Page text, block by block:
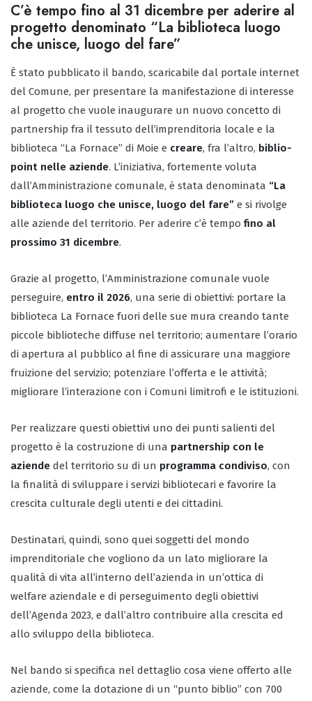
C’è tempo fino al 31 dicembre per aderire al
progetto denominato “La biblioteca luogo
che unisce, luogo del fare”
È stato pubblicato il bando, scaricabile dal portale internet
del Comune, per presentare la manifestazione di interesse
al progetto che vuole inaugurare un nuovo concetto di
partnership fra il tessuto dell’imprenditoria locale e la
biblioteca “La Fornace” di Moie e creare, fra l’altro, biblio-
point nelle aziende. L’iniziativa, fortemente voluta
dall’Amministrazione comunale, è stata denominata “La
biblioteca luogo che unisce, luogo del fare” e si rivolge
alle aziende del territorio. Per aderire c’è tempo fino al
prossimo 31 dicembre.
Grazie al progetto, l’Amministrazione comunale vuole
perseguire, entro il 2026, una serie di obiettivi: portare la
biblioteca La Fornace fuori delle sue mura creando tante
piccole biblioteche diffuse nel territorio; aumentare l’orario
di apertura al pubblico al fine di assicurare una maggiore
fruizione del servizio; potenziare l’offerta e le attività;
migliorare l’interazione con i Comuni limitrofi e le istituzioni.
Per realizzare questi obiettivi uno dei punti salienti del
progetto è la costruzione di una partnership con le
aziende del territorio su di un programma condiviso, con
la finalità di sviluppare i servizi bibliotecari e favorire la
crescita culturale degli utenti e dei cittadini.
Destinatari, quindi, sono quei soggetti del mondo
imprenditoriale che vogliono da un lato migliorare la
qualità di vita all’interno dell’azienda in un’ottica di
welfare aziendale e di perseguimento degli obiettivi
dell’Agenda 2023, e dall’altro contribuire alla crescita ed
allo sviluppo della biblioteca.
Nel bando si specifica nel dettaglio cosa viene offerto alle
aziende, come la dotazione di un “punto biblio” con 700